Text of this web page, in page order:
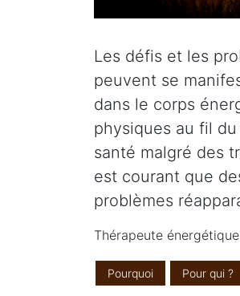
Les défis et les
peuvent se
dans le corps
physiques au fil
santé malgré des
est courant que
problèmes
Thérapeute
Pourquoi Pour qui ?